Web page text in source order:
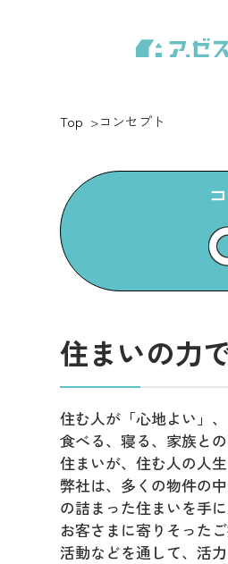
Top コンセプト
住まいの力
住む人が「心地よい」
食べる、寝る、家族と
住まいが、住む人の人
弊社は、多くの物件の
の詰まった住まいを手
お客さまに寄りそった
活動などを通して、活